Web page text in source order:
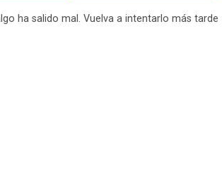
ha salido mal. Vuelva a intentarlo más tarde